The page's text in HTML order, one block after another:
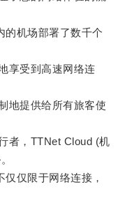
机场部署了数千个
受到高速网络连
提供给所有旅客使
，TTNet Cloud (机
仅限于网络连接，